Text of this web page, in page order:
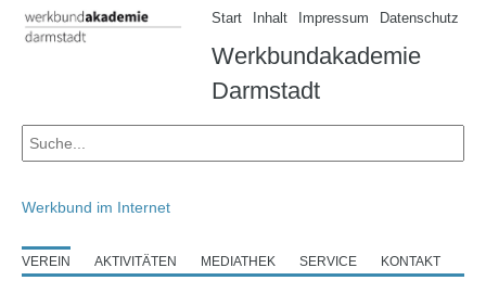
Start Inhalt Impressum Datenschutz
Werkbundakademie
Darmstadt
Werkbund im Internet
VEREIN AKTIVITÄTEN MEDIATHEK SERVICE KONTAKT